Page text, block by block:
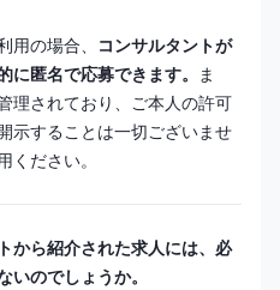
の場合、
コンサルタントが
匿名で応募できます。 ま
理されており、ご本人の許可
示することは一切ございませ
ください。
から紹介された求人には、必
いのでしょうか。